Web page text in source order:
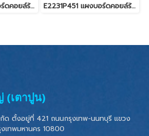
E2214L451 แผงบอร์ดคอยล์ร้อนแอร์มิตซู (อินเวอร์เตอร์) รุ่น MUY-KS09 E2231P451 แผงบอร์ดคอยล์ร้อนแอร์มิตซู (อินเวอร์เตอร์) รุ่น MUY-KT13
(เตาปูน)
กัด ตั้งอยู่ที่ 421 ถนนกรุงเทพ-นนทบุรี แขวง
เทพมหานคร 10800